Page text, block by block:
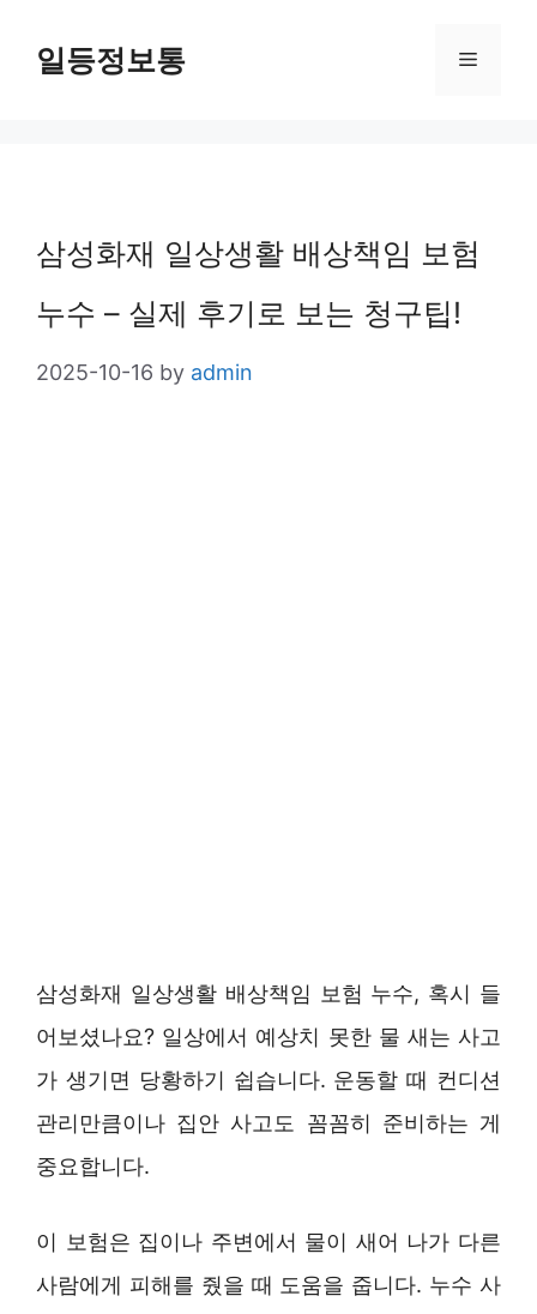
일등정보통 Menu
삼성화재 일상생활 배상책임 보험
누수 – 실제 후기로 보는 청구팁!
2025-10-16 by admin
삼성화재 일상생활 배상책임 보험 누수, 혹시 들
어보셨나요? 일상에서 예상치 못한 물 새는 사고
가 생기면 당황하기 쉽습니다. 운동할 때 컨디션
관리만큼이나 집안 사고도 꼼꼼히 준비하는 게
중요합니다.
이 보험은 집이나 주변에서 물이 새어 나가 다른
사람에게 피해를 줬을 때 도움을 줍니다. 누수 사